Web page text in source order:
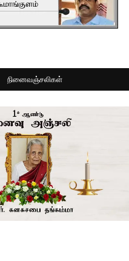
நினைவஞ்சலிகள்